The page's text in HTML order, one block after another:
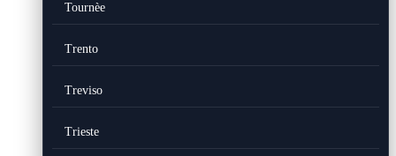
Tournèe
Trento
Treviso
Trieste